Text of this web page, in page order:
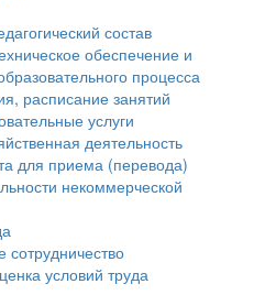
состав
обеспечение и
процесса
расписание занятий
услуги
деятельность
для приема (перевода)
некоммерческой
условий труда